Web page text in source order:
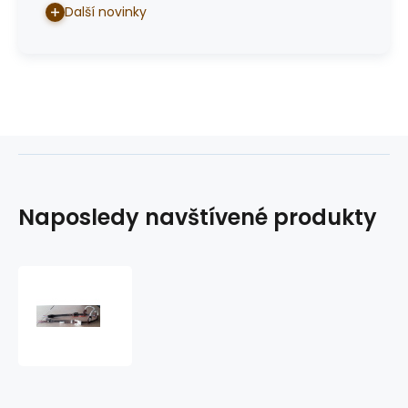
Další novinky
Naposledy navštívené produkty